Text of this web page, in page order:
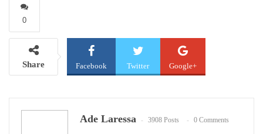
0
Share Facebook Twitter Google+
Ade Laressa 3908 Posts 0 Comments